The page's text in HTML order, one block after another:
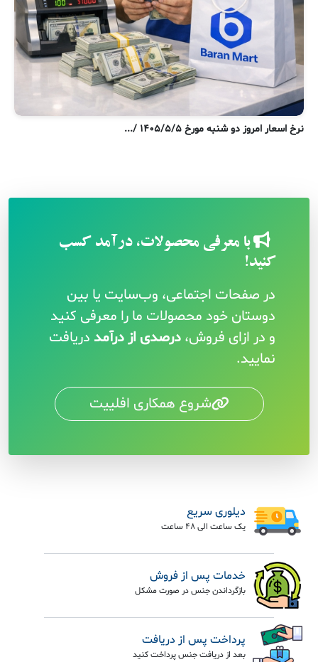
نرخ اسعار امروز دو شنبه مورخ ۱۴۰۵/۵/۵ /...
با معرفی محصولات، درآمد کسب
کنید!
در صفحات اجتماعی، وب‌سایت یا بین
دوستان خود محصولات ما را معرفی کنید
و در ازای فروش، درصدی از درآمد دریافت
نمایید.
شروع همکاری افلییت
دیلوری سریع
یک ساعت الی 48 ساعت
خدمات پس از فروش
بازگرداندن جنس در صورت مشکل
پرداخت پس از دریافت
بعد از دریافت جنس پرداخت کنید